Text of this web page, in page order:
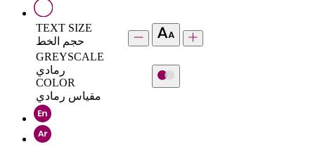
TEXT SIZE
حجم الخط
GREYSCALE
رمادي
COLOR
مقياس رمادي